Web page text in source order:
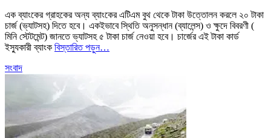
এক ব্যাংকের গ্রাহকের অন্য ব্যাংকের এটিএম বুথ থেকে টাকা উত্তোলন করলে ২০ টাকা
চার্জ (ভ্যাটসহ) দিতে হবে। একইভাবে স্থিতি অনুসন্ধান (ব্যালেন্স) ও ক্ষুদে বিবরণী (
মিনি স্টেটমেন্ট) জানতে ভ্যাটসহ ৫ টাকা চার্জ নেওয়া হবে। চার্জের এই টাকা কার্ড
ইস্যুকারী ব্যাংক বিস্তারিত পড়ুন…
সংবাদ